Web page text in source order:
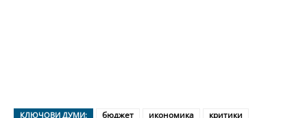
КЛЮЧОВИ ДУМИ: бюджет икономика
критики